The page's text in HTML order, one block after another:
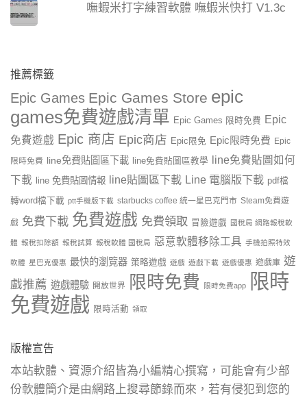
嘸蝦米打字練習軟體 嘸蝦米快打 V1.3c
推薦標籤
Epic Games Epic Games Store epic
games免費遊戲清單 Epic Games 限時免費 Epic
免費遊戲 Epic 商店 Epic商店 Epic限免 Epic限時免費 Epic
限時免費 line免費貼圖區下載 line免費貼圖區教學
line免費貼圖如何
下載 line 免費貼圖情報 line貼圖區下載 Line 電腦版下載 pdf檔
轉word檔下載 ptt手機版下載 starbucks coffee 統一星巴克門市 Steam免費遊
戲 免費下載 免費遊戲 免費領取 冒險遊戲 國稅局 網路報稅軟
體 報稅扣除額 報稅試算 報稅軟體 國稅局 惡意軟體移除工具 手機拍照特效
軟體 星巴克優惠 最快的瀏覽器 策略遊戲 遊戲 遊戲下載 遊戲優惠 遊戲庫 遊
戲推薦 遊戲體驗 開放世界 限時免費 限時免費app
限時
免費遊戲 限時活動 領取
版權宣告
本站軟體、資源介紹皆為小編精心撰寫，可能會有少部
份軟體簡介是由網路上搜尋節錄而來，若有侵犯到您的